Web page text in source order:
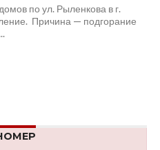
по ул. Рыленкова в г.
Причина — подгорание